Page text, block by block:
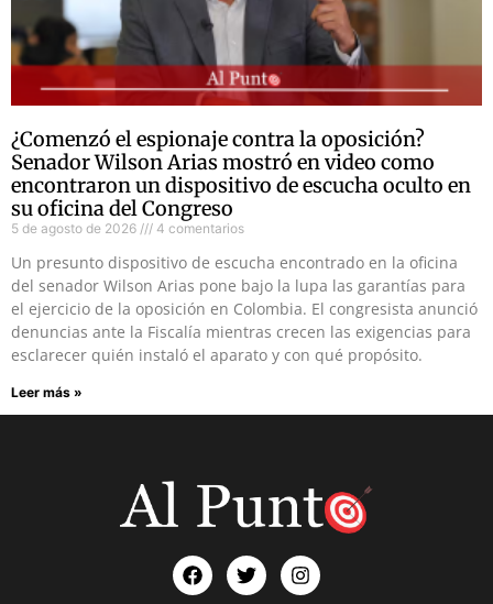
¿Comenzó el espionaje contra la oposición?
Senador Wilson Arias mostró en video como
encontraron un dispositivo de escucha oculto en
su oficina del Congreso
5 de agosto de 2026 4 comentarios
Un presunto dispositivo de escucha encontrado en la oficina
del senador Wilson Arias pone bajo la lupa las garantías para
el ejercicio de la oposición en Colombia. El congresista anunció
denuncias ante la Fiscalía mientras crecen las exigencias para
esclarecer quién instaló el aparato y con qué propósito.
Leer más »